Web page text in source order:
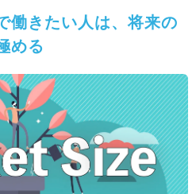
働きたい人は、将来の
める